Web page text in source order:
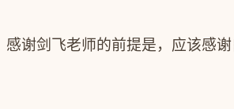
感谢剑飞老师的前提是，应该感谢